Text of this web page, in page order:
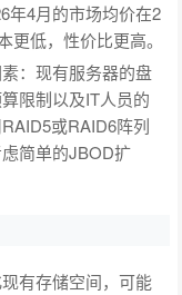
年4月的市场均价在2
更低，性价比更高。
：现有服务器的盘
限制以及IT人员的
或RAID6阵列
简单的JBOD扩
有存储空间，可能